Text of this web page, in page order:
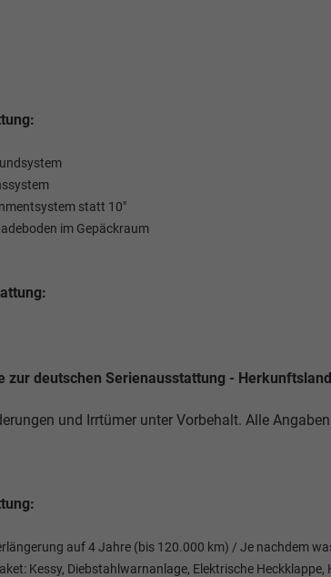
statt 10"
im Gepäckraum
zur deutschen Serienausstattung -
und Irrtümer unter Vorbehalt. Alle
auf 4 Jahre (bis 120.000 km) / Je nachdem
Kessy, Diebstahlwarnanlage, Elektrische
wollschlaeger@take-your-car.de